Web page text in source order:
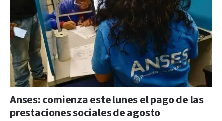
Anses: comienza este lunes el pago de las
prestaciones sociales de agosto